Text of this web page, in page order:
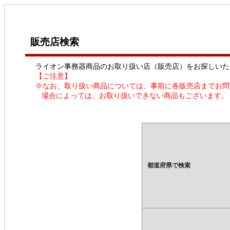
販売店検索
ライオン事務器商品のお取り扱い店（販売店）をお探しい
【ご注意】
※なお、取り扱い商品については、事前に各販売店までお
場合によっては、お取り扱いできない商品もございます。
都道府県で検索